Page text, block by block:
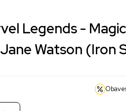
Legends -
Watson (Iron